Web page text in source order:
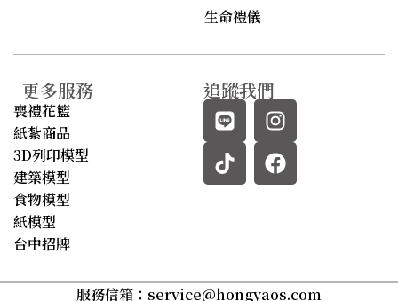
生命禮儀
更多服務
喪禮花籃
紙紮商品
3D列印模型
建築模型
食物模型
紙模型
台中招牌
追蹤我們
服務信箱： service@hongyaos.com